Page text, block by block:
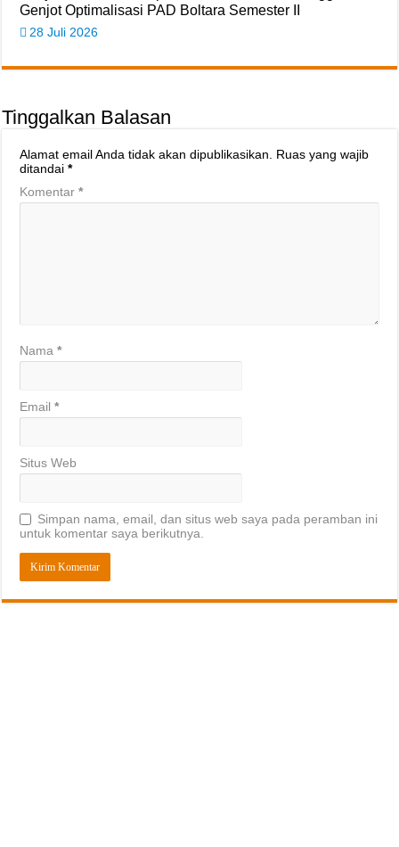
Genjot Optimalisasi PAD Boltara Semester II
28 Juli 2026
Tinggalkan Balasan
Alamat email Anda tidak akan dipublikasikan. Ruas yang wajib
ditandai*
Komentar*
Nama*
Email*
Situs Web
Simpan nama, email, dan situs web saya pada peramban ini
untuk komentar saya berikutnya.